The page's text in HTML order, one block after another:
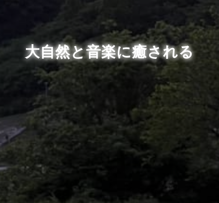
大自然と音楽に癒される